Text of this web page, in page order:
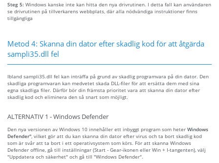
Steg 5: Windows kanske inte kan hitta den nya drivrutinen. I detta fall kan användaren
se drivrutinen på tillverkarens webbplats, där alla nödvändiga instruktioner finns
tillgängliga
Metod 4: Skanna din dator efter skadlig kod för att åtgärda
sampli35.dll fel
Ibland sampli35.dll fel kan inträffa på grund av skadlig programvara på din dator. Den
skadliga programvaran kan medvetet skada DLL-filer för att ersätta dem med sina
egna skadliga filer. Därför bör din främsta prioritet vara att skanna din dator efter
skadlig kod och eliminera den så snart som möjligt.
ALTERNATIV 1 - Windows Defender
Den nya versionen av Windows 10 innehåller ett inbyggt program som heter Windows
Defender" , vilket gör att du kan skanna din dator efter virus och ta bort skadlig kod
som är svår att ta bort i ett operativsystem som körs. För att skanna Windows
Defender offline, gå till inställningar (Start - Gear-ikonen eller Win + I-tangenten), välj
"Uppdatera och säkerhet" och gå till "Windows Defender".